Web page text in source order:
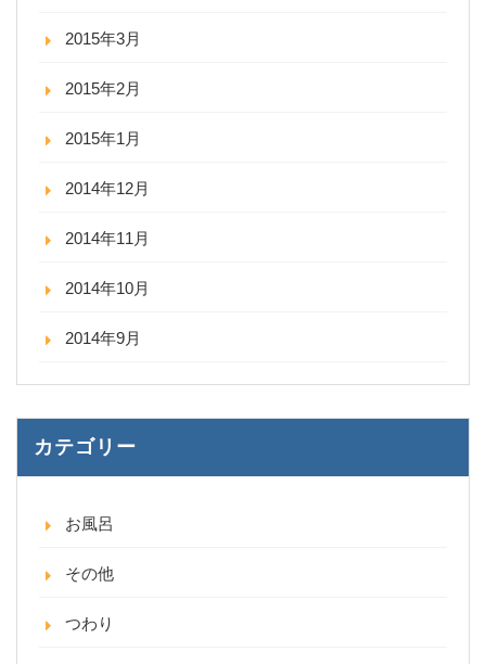
2015年3月
2015年2月
2015年1月
2014年12月
2014年11月
2014年10月
2014年9月
カテゴリー
お風呂
その他
つわり